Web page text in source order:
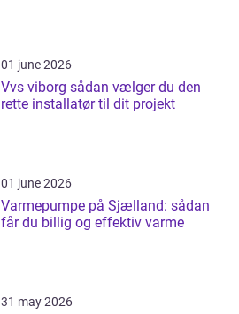
01 june 2026
Vvs viborg sådan vælger du den
rette installatør til dit projekt
01 june 2026
Varmepumpe på Sjælland: sådan
får du billig og effektiv varme
31 may 2026